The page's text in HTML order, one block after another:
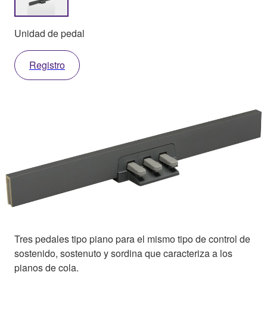
Unidad de pedal
Registro
Tres pedales tipo piano para el mismo tipo de control de
sostenido, sostenuto y sordina que caracteriza a los
pianos de cola.